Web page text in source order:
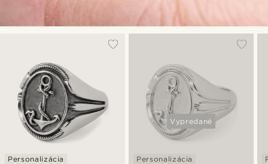
Personalizácia
Vypredané
Personalizácia